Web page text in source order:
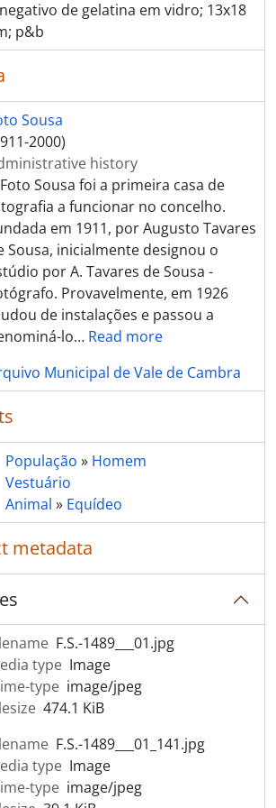
Horvatt de Almeida, primeira esposa do Comendador Luiz Bernardo de Almeida, na Quinta Progresso
Retrato de seminarista
Retrato de seminarista
Retrato de seminarista
Retrato de criança
Retrato de criança
Retrato de homem
Retrato de criança
Retrato de criança da Mocidade Portuguesa
Retrato de mulher com vestuário regional
Comendador Luiz Bernardo de Almeida
Retrato de padre
Retrato de mulher com vestuário regional
Retrato de mulher com vestuário regional
Retrato de seminarista
Retrato de seminarista
Retrato de seminarista
Retrato de seminarista
Retrato de padre
Retrato de seminarista
Retrato de padre
Retrato de homem
Comendador Luiz Bernardo de Almeida
Retrato de freira
Retrato de homem com gado bovino
Retrato de criança
Retrato de criança
Retrato de mulher e criança com vestuário regional
Retrato de mulher
Retrato de mulher com vestuário regional
Retrato de mulher
Retrato de criança
Retrato de homem
Músico
de gelatina em vidro; 13x18
p&b
Sousa
2000)
history
Sousa foi a primeira casa de
a funcionar no concelho.
em 1911, por Augusto Tavares
Sousa, inicialmente designou o
por A. Tavares de Sousa -
Provavelmente, em 1926
de instalações e passou a
lo… Read more
Municipal de Vale de Cambra
População » Homem
Vestuário
Animal » Equídeo
metadata
F.S.-1489___01.jpg
type Image
type image/jpeg
474.1 KiB
F.S.-1489___01_141.jpg
type Image
type image/jpeg